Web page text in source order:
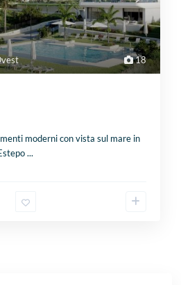
18
moderni con vista sul mare in
...